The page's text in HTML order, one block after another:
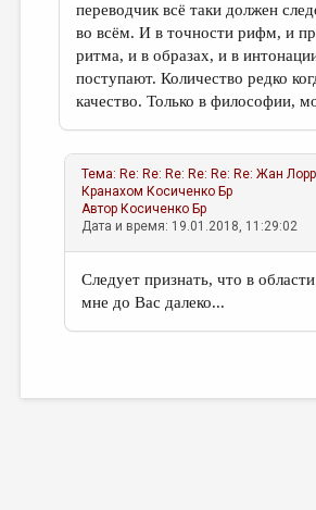
переводчик всё таки должен
во всём. И в точности рифм, и
ритма, и в образах, и в
поступают. Количество редко
качество. Только в философии,
Тема: Re: Re: Re: Re: Re: Re: Жан
Кранахом Косиченко Бр
Автор Косиченко Бр
Дата и время: 19.01.2018, 11:29:02
Следует признать, что в
мне до Вас далеко...